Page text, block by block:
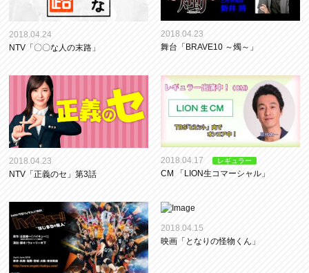
2018.04.24
NTV「〇〇な人の末路」
2018.04.23
舞台「BRAVE10 ～燭～」
2018.04.23
NTV「正義のセ」第3話
2018.04.17 レギュラー
CM 「LION生コマーシャル」
2018.04.15
映画「となりの怪物くん」